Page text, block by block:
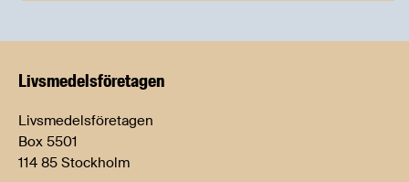
Livsmedels­företagen
Livsmedelsföretagen
Box 5501
114 85 Stockholm